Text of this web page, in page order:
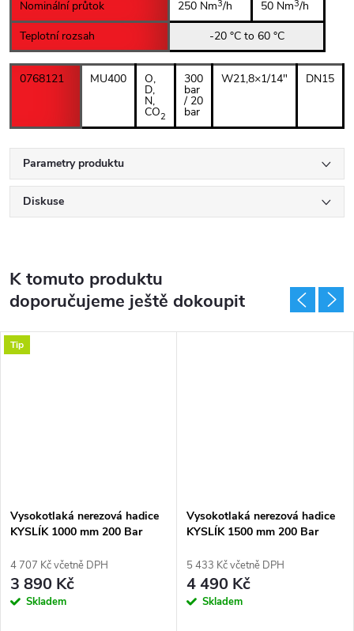
Nominální průtok 250 Nm3/h 50 Nm3/h
Teplotní rozsah
-20 °C to 60 °C
0768121 MU400 O,
D,
N,
CO2
300
bar
/ 20
bar
W21,8×1/14" DN15
Parametry produktu
Diskuse
K tomuto produktu
doporučujeme ještě dokoupit
Tip
Vysokotlaká nerezová hadice
KYSLÍK 1000 mm 200 Bar
4 707 Kč včetně DPH
3 890 Kč
Skladem
Vysokotlaká nerezová hadice
KYSLÍK 1500 mm 200 Bar
5 433 Kč včetně DPH
4 490 Kč
Skladem